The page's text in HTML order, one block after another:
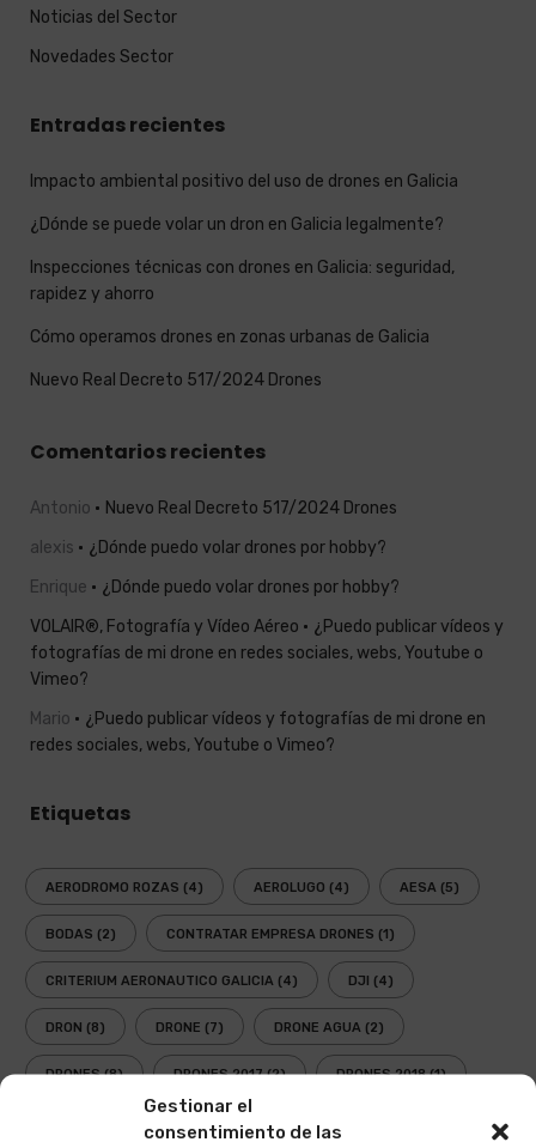
Gestionar el
consentimiento de las
Noticias del Sector
Novedades Sector
Entradas recientes
Impacto ambiental positivo del uso de drones en Galicia
¿Dónde se puede volar un dron en Galicia legalmente?
Inspecciones técnicas con drones en Galicia: seguridad,
rapidez y ahorro
Cómo operamos drones en zonas urbanas de Galicia
Nuevo Real Decreto 517/2024 Drones
Comentarios recientes
Antonio
Nuevo Real Decreto 517/2024 Drones
alexis
¿Dónde puedo volar drones por hobby?
Enrique
¿Dónde puedo volar drones por hobby?
VOLAIR®, Fotografía y Vídeo Aéreo
¿Puedo publicar vídeos y
fotografías de mi drone en redes sociales, webs, Youtube o
Vimeo?
Mario
¿Puedo publicar vídeos y fotografías de mi drone en
redes sociales, webs, Youtube o Vimeo?
Etiquetas
AERODROMO ROZAS (4) AEROLUGO (4) AESA (5)
BODAS (2) CONTRATAR EMPRESA DRONES (1)
CRITERIUM AERONAUTICO GALICIA (4) DJI (4)
DRON (8) DRONE (7) DRONE AGUA (2)
DRONES(8) DRONES 2017(2) DRONES 2018(1)